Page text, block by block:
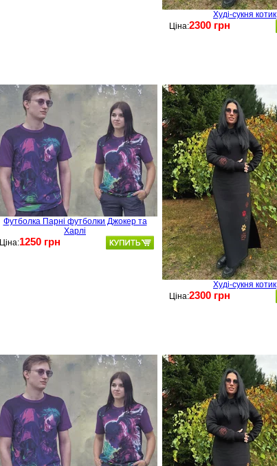
Худі-сукня котик
Ціна:2300 грн
Футболка Парні футболки Джокер та
Харлі
Ціна:1250 грн
Худі-сукня котик
Ціна:2300 грн